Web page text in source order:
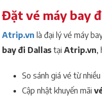
Đặt vé máy bay
Atrip.vn là đại lý vé máy
bay đi Dallas tại Atrip.vn,
So sánh giá vé từ
Cập nhật khuyến mãi